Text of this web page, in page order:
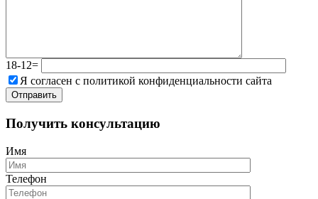
18-12=
Я согласен с политикой конфиденциальности сайта
Получить консультацию
Имя
Телефон